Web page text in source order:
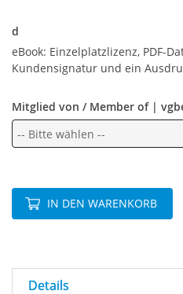
d
eBook: Einzelplatzlizenz, PDF-
Kundensignatur und ein
Mitglied von / Member of |
IN DEN WARENKORB
Details